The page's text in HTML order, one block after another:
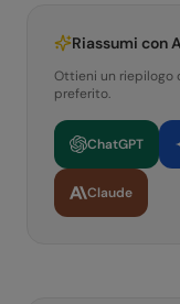
Riassumi con
Ottieni un riepilogo
preferito.
ChatGPT
Claude